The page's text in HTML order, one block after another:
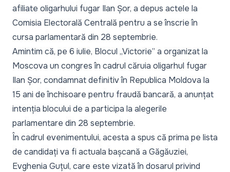
afiliate oligarhului fugar Ilan Șor, a depus actele la
Comisia Electorală Centrală pentru a se înscrie în
cursa parlamentară din 28 septembrie.
Amintim că, pe 6 iulie, Blocul „Victorie” a organizat la
Moscova un congres în cadrul căruia oligarhul fugar
Ilan Șor, condamnat definitiv în Republica Moldova la
15 ani de închisoare pentru fraudă bancară, a anunțat
intenția blocului de a participa la alegerile
parlamentare din 28 septembrie.
În cadrul evenimentului, acesta a spus că prima pe lista
de candidați va fi actuala bașcană a Găgăuziei,
Evghenia Guțul, care este vizată în dosarul privind